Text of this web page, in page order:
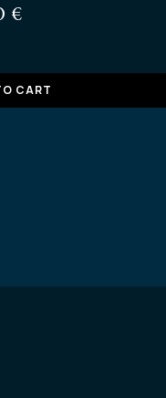
€
CART